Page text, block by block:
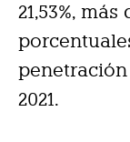
21,53%,
penetración
2021.